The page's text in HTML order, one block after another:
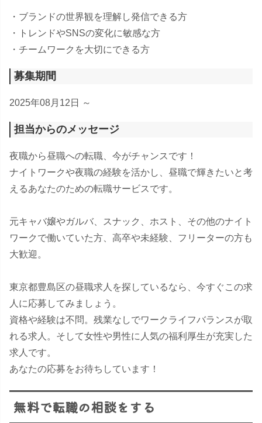
・ブランドの世界観を理解し発信できる方
・トレンドやSNSの変化に敏感な方
・チームワークを大切にできる方
募集期間
2025年08月12日 ～
担当からのメッセージ
夜職から昼職への転職、今がチャンスです！
ナイトワークや夜職の経験を活かし、昼職で輝きたいと考
えるあなたのための転職サービスです。
元キャバ嬢やガルバ、スナック、ホスト、その他のナイト
ワークで働いていた方、高卒や未経験、フリーターの方も
大歓迎。
東京都豊島区の昼職求人を探しているなら、今すぐこの求
人に応募してみましょう。
資格や経験は不問。残業なしでワークライフバランスが取
れる求人。そして女性や男性に人気の福利厚生が充実した
求人です。
あなたの応募をお待ちしています！
無料で転職の相談をする